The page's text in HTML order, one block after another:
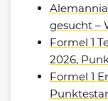
gesucht –
Formel 1
2026,
Formel 1